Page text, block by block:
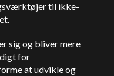
til ikke-
sig og bliver mere
for
at udvikle og